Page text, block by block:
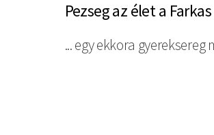
Pezseg az élet a
... egy ekkora